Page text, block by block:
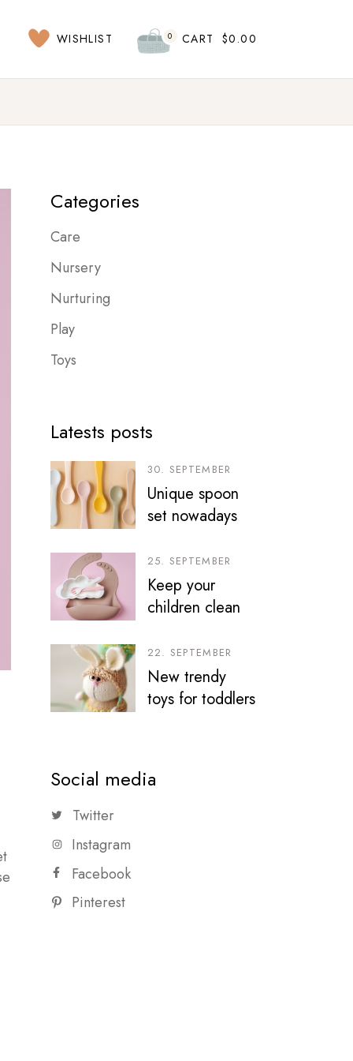
WISHLIST 0 CART $0.00
Categories
Care
Nursery
Nurturing
Play
Toys
Latests posts
30. SEPTEMBER
Unique spoon
set nowadays
25. SEPTEMBER
Keep your
children clean
22. SEPTEMBER
New trendy
toys for toddlers
Social media
Twitter
Instagram
Facebook
Pinterest